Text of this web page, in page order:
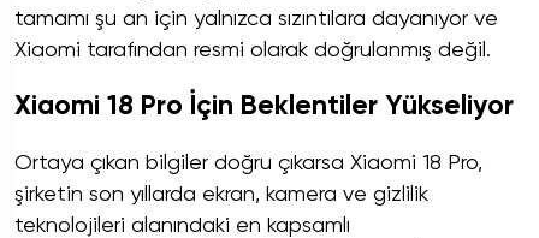
tamamı şu an için yalnızca sızıntılara dayanıyor ve
Xiaomi tarafından resmi olarak doğrulanmış değil.
Xiaomi 18 Pro İçin Beklentiler Yükseliyor
Ortaya çıkan bilgiler doğru çıkarsa Xiaomi 18 Pro,
şirketin son yıllarda ekran, kamera ve gizlilik
teknolojileri alanındaki en kapsamlı